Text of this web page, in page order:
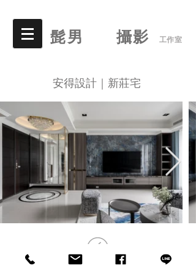
髭男 攝影 工作室
安得設計｜新莊宅
© 2015 by 髭男攝影工作室. All Rights Reserved.